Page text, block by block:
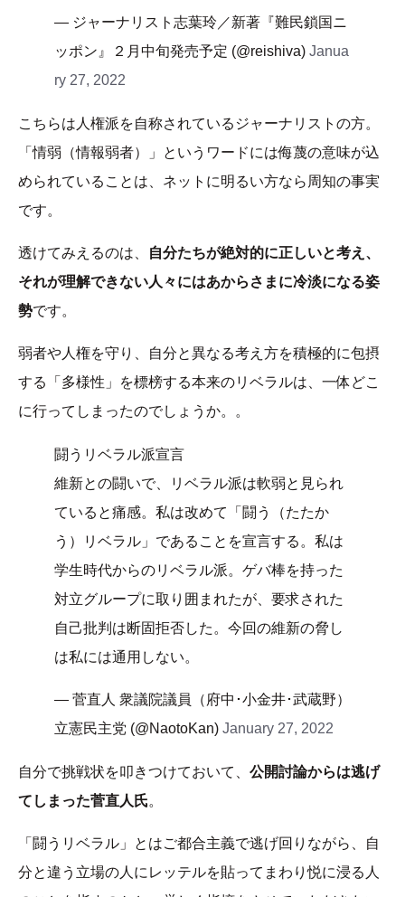
— ジャーナリスト志葉玲／新著『難民鎖国ニ
ッポン』２月中旬発売予定 (@reishiva) Janua
ry 27, 2022
こちらは人権派を自称されているジャーナリストの方。
「情弱（情報弱者）」というワードには侮蔑の意味が込
められていることは、ネットに明るい方なら周知の事実
です。
透けてみえるのは、
自分たちが絶対的に正しいと考え、
それが理解できない人々にはあからさまに冷淡になる姿
勢です。
弱者や人権を守り、自分と異なる考え方を積極的に包摂
する「多様性」を標榜する本来のリベラルは、一体どこ
に行ってしまったのでしょうか。。
闘うリベラル派宣言
維新との闘いで、リベラル派は軟弱と見られ
ていると痛感。私は改めて「闘う（たたか
う）リベラル」であることを宣言する。私は
学生時代からのリベラル派。ゲバ棒を持った
対立グループに取り囲まれたが、要求された
自己批判は断固拒否した。今回の維新の脅し
は私には通用しない。
— 菅直人 衆議院議員（府中･小金井･武蔵野）
立憲民主党 (@NaotoKan) January 27, 2022
自分で挑戦状を叩きつけておいて、 公開討論からは逃げ
てしまった菅直人氏。
「闘うリベラル」とはご都合主義で逃げ回りながら、自
分と違う立場の人にレッテルを貼ってまわり悦に浸る人